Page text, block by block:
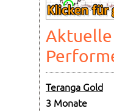
Aktuelle
Teranga Gold
3 Monate